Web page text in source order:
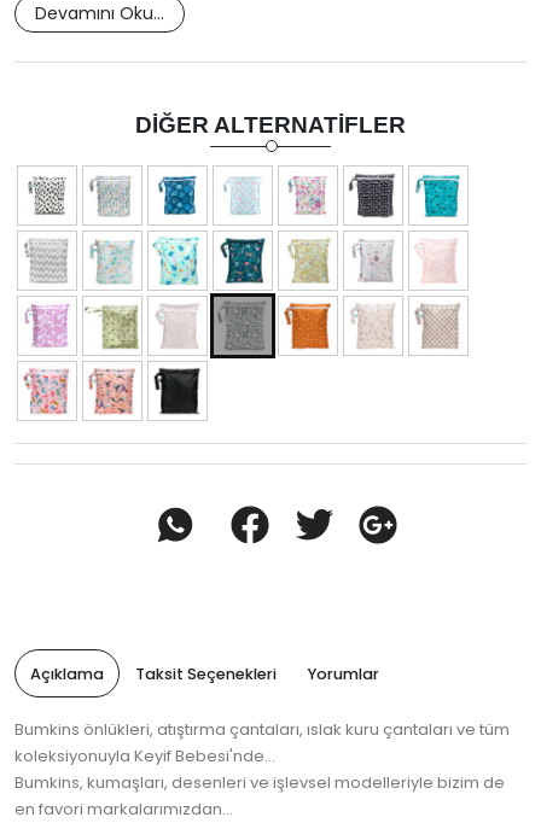
Devamını Oku...
DIĞER ALTERNATIFLER
Açıklama Taksit Seçenekleri Yorumlar
Bumkins önlükleri, atıştırma çantaları, ıslak kuru çantaları ve tüm
koleksiyonuyla Keyif Bebesi'nde...
Bumkins, kumaşları, desenleri ve işlevsel modelleriyle bizim de
en favori markalarımızdan...